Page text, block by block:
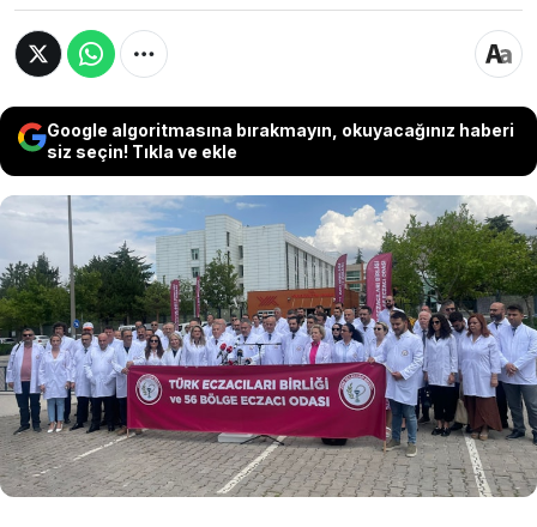
Google algoritmasına bırakmayın, okuyacağınız haberi
siz seçin! Tıkla ve ekle
Eczacılar nitelikli eczacılık eğitimi ve mesleki
sürdürülebilirlik için yeni bir fakülteye daha
ihtiyaçları olmadığını belirtti. Eczacılık
fakültelerine giriş için başarı sıralamasının 50 bin
olması gerektiğini belirten eczacılar, mevcut
fakültelerin kontenjanlarının da acilen azaltılması
gerektiğine vurgu yaptı...